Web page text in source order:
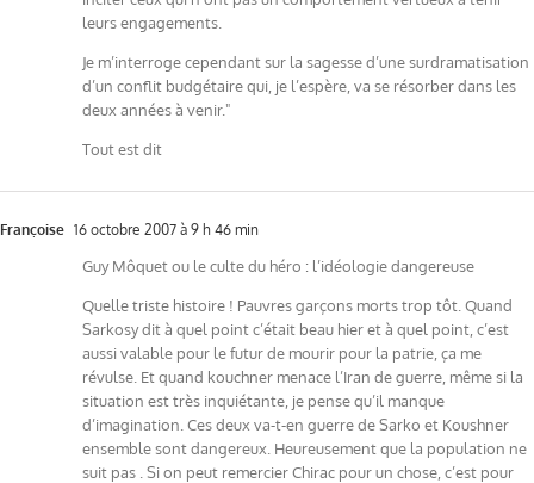
leurs engagements.
Je m’interroge cependant sur la sagesse d’une surdramatisation
d’un conflit budgétaire qui, je l’espère, va se résorber dans les
deux années à venir."
Tout est dit
Françoise 16 octobre 2007 à 9 h 46 min
Guy Môquet ou le culte du héro : l’idéologie dangereuse
Quelle triste histoire ! Pauvres garçons morts trop tôt. Quand
Sarkosy dit à quel point c’était beau hier et à quel point, c’est
aussi valable pour le futur de mourir pour la patrie, ça me
révulse. Et quand kouchner menace l’Iran de guerre, même si la
situation est très inquiétante, je pense qu’il manque
d’imagination. Ces deux va-t-en guerre de Sarko et Koushner
ensemble sont dangereux. Heureusement que la population ne
suit pas . Si on peut remercier Chirac pour un chose, c’est pour